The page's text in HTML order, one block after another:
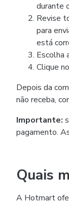
durante
Revise
para
está
Escolha
Clique
Depois da
não receba,
Importante:
pagamento.
Quais
A Hotmart